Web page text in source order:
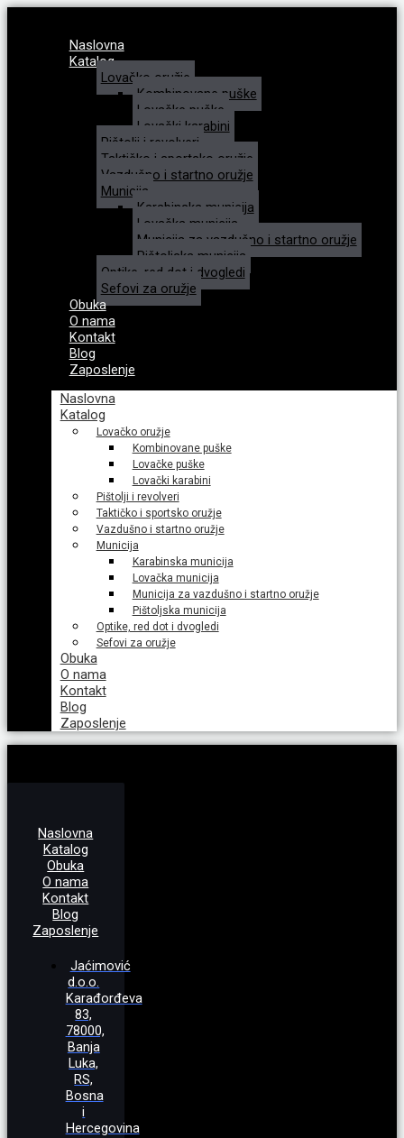
Naslovna
Katalog
Lovačko oružje
Kombinovane puške
Lovačke puške
Lovački karabini
Pištolji i revolveri
Taktičko i sportsko oružje
Vazdušno i startno oružje
Municija
Karabinska municija
Lovačka municija
Municija za vazdušno i startno oružje
Pištoljska municija
Optike, red dot i dvogledi
Sefovi za oružje
Obuka
O nama
Kontakt
Blog
Zaposlenje
Naslovna
Katalog
Lovačko oružje
Kombinovane puške
Lovačke puške
Lovački karabini
Pištolji i revolveri
Taktičko i sportsko oružje
Vazdušno i startno oružje
Municija
Karabinska municija
Lovačka municija
Municija za vazdušno i startno oružje
Pištoljska municija
Optike, red dot i dvogledi
Sefovi za oružje
Obuka
O nama
Kontakt
Blog
Zaposlenje
Naslovna
Katalog
Obuka
O nama
Kontakt
Blog
Zaposlenje
Jaćimović
d.o.o.
Karađorđeva
83,
78000,
Banja
Luka,
RS,
Bosna
i
Hercegovina